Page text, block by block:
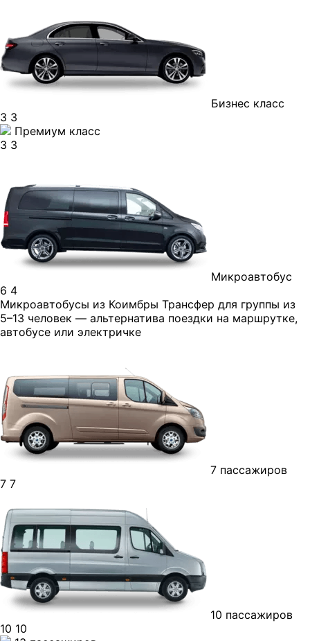
Бизнес класс
3 3
Премиум класс
3 3
Микроавтобус
6 4
Микроавтобусы из Коимбры Трансфер для группы из
5–13 человек — альтернатива поездки на маршрутке,
автобусе или электричке
7 пассажиров
7 7
10 пассажиров
10 10